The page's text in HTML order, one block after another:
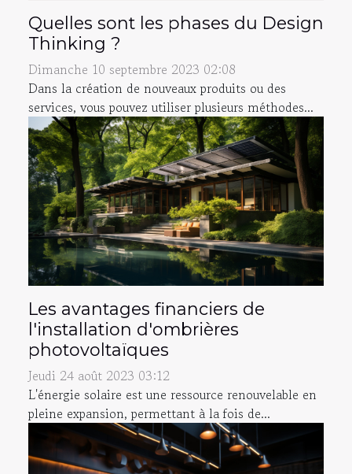
Quelles sont les phases du Design
Thinking ?
Dimanche 10 septembre 2023 02:08
Dans la création de nouveaux produits ou des
services, vous pouvez utiliser plusieurs méthodes...
Les avantages financiers de
l'installation d'ombrières
photovoltaïques
Jeudi 24 août 2023 03:12
L'énergie solaire est une ressource renouvelable en
pleine expansion, permettant à la fois de...